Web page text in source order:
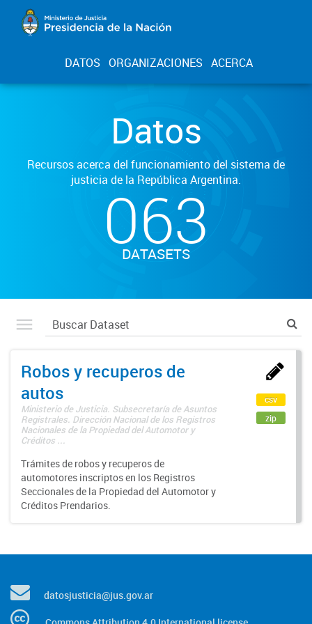
DATOS ORGANIZACIONES ACERCA
Datos
Recursos acerca del funcionamiento del sistema de
justicia de la República Argentina.
063
DATASETS
Robos y recuperos de
autos
Ministerio de Justicia. Subsecretaría de Asuntos
Registrales. Dirección Nacional de los Registros
Nacionales de la Propiedad del Automotor y
Créditos ...
Trámites de robos y recuperos de
automotores inscriptos en los Registros
Seccionales de la Propiedad del Automotor y
Créditos Prendarios.
csv
zip
datosjusticia@jus.gov.ar